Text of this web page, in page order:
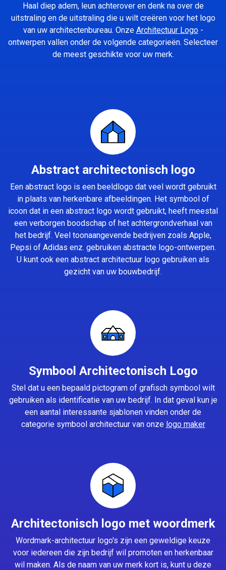
Haal diep adem, leun achterover en denk na over de
uitstraling en de uitstraling die u wilt creëren voor het logo
van uw architectenbureau. Onze Architectuur Logo-
ontwerpen vallen onder de volgende categorieën. Selecteer
de meest geschikte voor uw merk.
Abstract architectonisch logo
Een abstract logo is een beeldlogo dat veel wordt gebruikt
in plaats van herkenbare afbeeldingen. Het symbool of
icoon dat in een abstract logo wordt gebruikt, heeft meestal
een verborgen boodschap of het achtergrondverhaal van
het bedrijf. Veel toonaangevende bedrijven zoals Apple,
Pepsi of Adidas enz. gebruiken abstracte logo-ontwerpen.
U kunt ook een abstract architectuur logo gebruiken als
gezicht van uw bouwbedrijf.
Symbool Architectonisch Logo
Stel dat u een bepaald pictogram of grafisch symbool wilt
gebruiken als identificatie van uw bedrijf. In dat geval kun je
een aantal interessante sjablonen vinden onder de
categorie symbool architectuur van onze logo maker
Architectonisch logo met woordmerk
Wordmark-architectuur logo's zijn een geweldige keuze
voor iedereen die zijn bedrijf wil promoten en herkenbaar
wil maken. Als de naam van uw merk kort is, kunt u deze